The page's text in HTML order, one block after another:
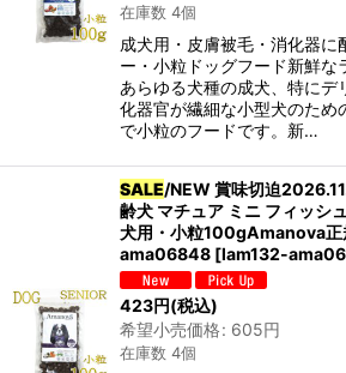
在庫数 4個
成犬用・皮膚被毛・消化器に
ー・小粒ドッグフード新鮮な
あらゆる犬種の成犬、特にデ
化器官が繊細な小型犬のため
で小粒のフードです。新…
SALE/NEW 賞味切迫
齢犬 マチュア ミニ フィッシ
犬用・小粒100gAmanova
ama06848 [lam132-
423円(税込)
希望小売価格: 605円
在庫数 4個